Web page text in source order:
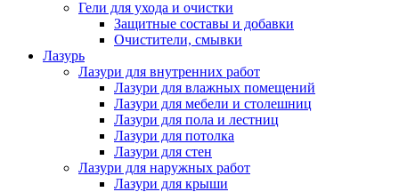
Гели для ухода и очистки
Защитные составы и добавки
Очистители, смывки
Лазурь
Лазури для внутренних работ
Лазури для влажных помещений
Лазури для мебели и столешниц
Лазури для пола и лестниц
Лазури для потолка
Лазури для стен
Лазури для наружных работ
Лазури для крыши